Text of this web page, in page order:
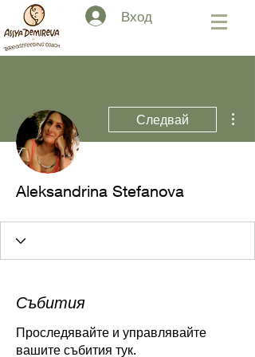
Вход
Следвай
Aleksandrina Stefanova
Събития
Проследявайте и управлявайте
вашите събития тук.